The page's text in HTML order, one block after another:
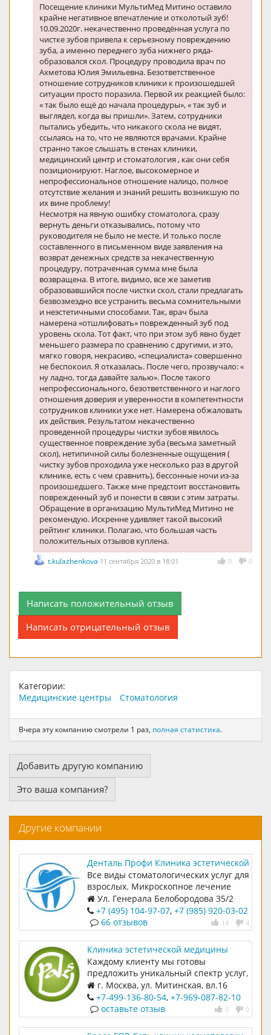
Посещение клиники МультиМед Митино оставило
крайне негативное впечатление и отколотый зуб!
10.09.2020г. некачественно проведённая услуга по
чистке зубов привела к серьезному повреждению
зуба, а именно переднего зуба нижнего ряда-
образовался скол. Процедуру проводила врач по
Ахметова Юлия Эмильевна. Безответственное
отношение сотрудников клиники к произошедшей
ситуации просто поразила. Первой их реакцией было:
« так было ещё до начала процедуры», « так зуб и
выглядел, когда вы пришли». Затем, сотрудники
пытались убедить, что никакого скола не видят,
ссылаясь на то, что не являются врачами. Крайне
странно такое слышать в стенах клиники,
медицинский центр и стоматология , как они себя
позиционируют. Наглое, высокомерное и
непрофессиональное отношение налицо, полное
отсутствие желания и знаний решить возникшую по
их вине проблему!
Несмотря на явную ошибку стоматолога, сразу
вернуть деньги отказывались, потому что
руководителя не было не месте. И только после
составленного в письменном виде заявления на
возврат денежных средств за некачественную
процедуру, потраченная сумма мне была
возвращена. В итоге, видимо, все же заметив
образовавшийся после чистки скол, стали предлагать
безвозмездно все устранить весьма сомнительными
и неэстетичными способами. Так, врач была
намерена «отшлифовать» поврежденный зуб под
уровень скола. Тот факт, что при этом зуб явно будет
меньшего размера по сравнению с другими, и это,
мягко говоря, некрасиво, «специалиста» совершенно
не беспокоил. Я отказалась. После чего, прозвучало: «
ну ладно, тогда давайте залью». После такого
непрофессионального, безответственного и наглого
отношения доверия и уверенности в компетентности
сотрудников клиники уже нет. Намерена обжаловать
их действия. Результатом некачественно
проведенной процедуры чистки зубов явилось
существенное повреждение зуба (весьма заметный
скол), нетипичной силы болезненные ощущения (
чистку зубов проходила уже несколько раз в другой
клинике, есть с чем сравнить), бессонные ночи из-за
произошедшего. Также мне предстоит восстановить
поврежденный зуб и понести в связи с этим затраты.
Обращение в организацию МультиМед Митино не
рекомендую. Искренне удивляет такой высокий
рейтинг клиники. Полагаю, что большая часть
положительных отзывов куплена.
0 0
t.kulazhenkova 11 сентября 2020 в 18:01
Написать положительный отзыв
Написать отрицательный отзыв
Категории:
Медицинские центры
Стоматология
Вчера эту компанию смотрели 1 раз, полная статистика.
Добавить другую компанию
Это ваша компания?
Другие компании
Денталь Профи Клиника эстетической
стоматологии
Все виды стоматологических услуг для
взрослых. Микроскопное лечение
Ул. Генерала Белобородова 35/2
+7 (495) 104-97-07, +7 (985) 920-03-02
14 4
66 отзывов
Клиника эстетической медицины
Доктора Пак
Каждому клиенту мы готовы
предложить уникальный спектр услуг,
способный удовлетворить даже
самого взыскательного посетителя
г. Москва, ул. Митинская, вл.16
(район Митино), 3 этаж, офис 301
+7-499-136-80-54, +7-969-087-82-10
0 0
оставьте отзыв